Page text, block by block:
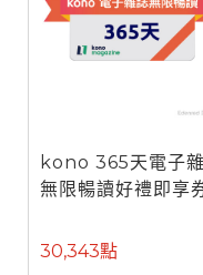
kono 365天電子
無限暢讀好禮即享
30,343點